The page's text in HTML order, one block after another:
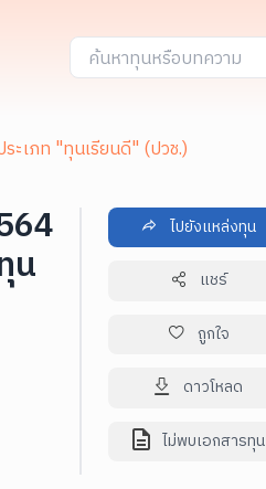
เภท "ทุนเรียนดี" (ปวช.)
น
ไปยังแหล่งทุน
แชร์
ถูกใจ
ดาวโหลด
ไม่พบเอกสารทุน